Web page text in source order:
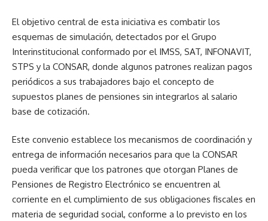
El objetivo central de esta iniciativa es combatir los
esquemas de simulación, detectados por el Grupo
Interinstitucional conformado por el IMSS, SAT, INFONAVIT,
STPS y la CONSAR, donde algunos patrones realizan pagos
periódicos a sus trabajadores bajo el concepto de
supuestos planes de pensiones sin integrarlos al salario
base de cotización.
Este convenio establece los mecanismos de coordinación y
entrega de información necesarios para que la CONSAR
pueda verificar que los patrones que otorgan Planes de
Pensiones de Registro Electrónico se encuentren al
corriente en el cumplimiento de sus obligaciones fiscales en
materia de seguridad social, conforme a lo previsto en los